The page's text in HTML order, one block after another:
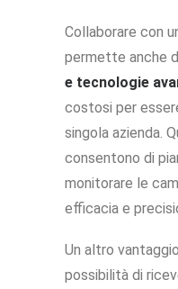
Collaborare con
permette anche
e tecnologie
costosi per
singola azienda.
consentono di
monitorare le
efficacia e
Un altro
possibilità di